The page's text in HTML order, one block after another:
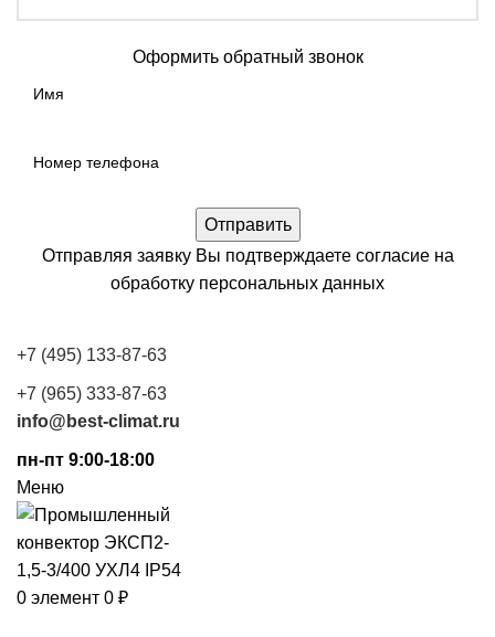
Оформить обратный звонок
Отправляя заявку Вы подтверждаете согласие на
обработку персональных данных
+7 (495) 133-87-63
+7 (965) 333-87-63
info@best-climat.ru
пн-пт 9:00-18:00
Меню
0 элемент 0 ₽